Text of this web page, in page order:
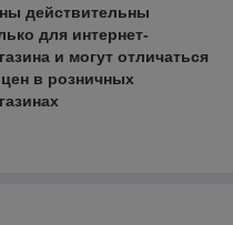
действительны
для интернет-
и могут отличаться
в розничных